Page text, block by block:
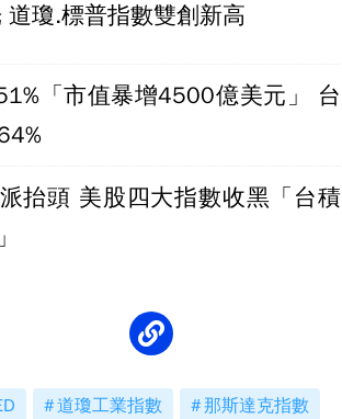
道瓊.標普指數雙創新高
「市值暴增4500億美元」 台
抬頭 美股四大指數收黑「台積
道瓊工業指數 那斯達克指數